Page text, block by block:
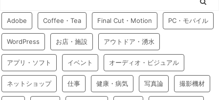
Adobe Coffee・Tea Final Cut・Motion PC・モバイル
WordPress お店・施設 アウトドア・湧水
アプリ・ソフト イベント オーディオ・ビジュアル
ネットショップ 仕事 健康・病気 写真論 撮影機材